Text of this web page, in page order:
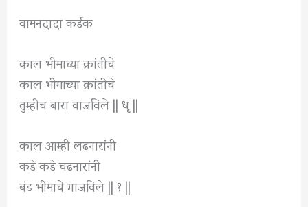
वामनदादा कर्डक
काल भीमाच्या क्रांतीचे
काल भीमाच्या क्रांतीचे
तुम्हीच बारा वाजविले || धृ ||
काल आम्ही लढनारांनी
कडे कडे चढनारांनी
बंड भीमाचे गाजविले || १ ||